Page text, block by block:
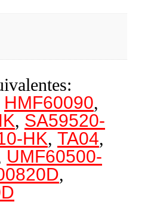
HMF60090,
, SA59520-
HK, TA04,
UMF60500-
,